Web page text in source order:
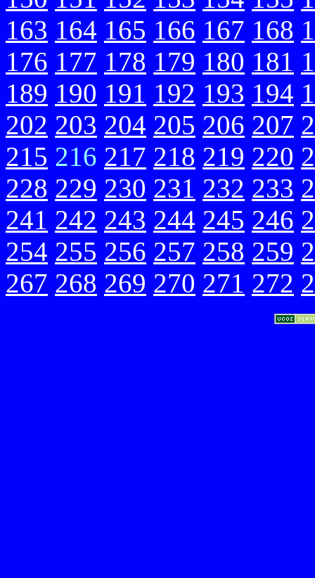
163 164 165 166 167 168
176 177 178 179 180 181
189 190 191 192 193 194
202 203 204 205 206 207
215 216 217 218 219 220
228 229 230 231 232 233
241 242 243 244 245 246
254 255 256 257 258 259
267 268 269 270 271 272